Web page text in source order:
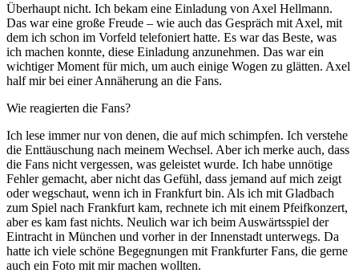
Überhaupt nicht. Ich bekam eine Einladung von Axel Hellmann.
Das war eine große Freude – wie auch das Gespräch mit Axel, mit
dem ich schon im Vorfeld telefoniert hatte. Es war das Beste, was
ich machen konnte, diese Einladung anzunehmen. Das war ein
wichtiger Moment für mich, um auch einige Wogen zu glätten. Axel
half mir bei einer Annäherung an die Fans.
Wie reagierten die Fans?
Ich lese immer nur von denen, die auf mich schimpfen. Ich verstehe
die Enttäuschung nach meinem Wechsel. Aber ich merke auch, dass
die Fans nicht vergessen, was geleistet wurde. Ich habe unnötige
Fehler gemacht, aber nicht das Gefühl, dass jemand auf mich zeigt
oder wegschaut, wenn ich in Frankfurt bin. Als ich mit Gladbach
zum Spiel nach Frankfurt kam, rechnete ich mit einem Pfeifkonzert,
aber es kam fast nichts. Neulich war ich beim Auswärtsspiel der
Eintracht in München und vorher in der Innenstadt unterwegs. Da
hatte ich viele schöne Begegnungen mit Frankfurter Fans, die gerne
auch ein Foto mit mir machen wollten.